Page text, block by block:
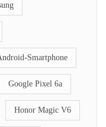
Smartphone
Google Pixel 6a
Honor Magic V6